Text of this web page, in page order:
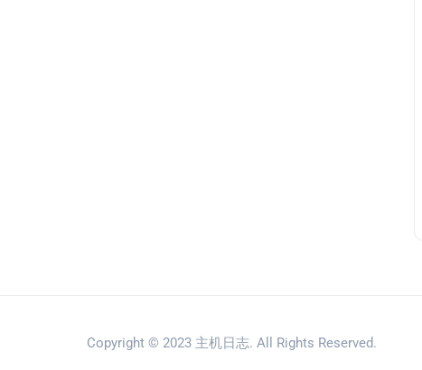
Copyright © 2023 主机日志. All Rights Reserved.